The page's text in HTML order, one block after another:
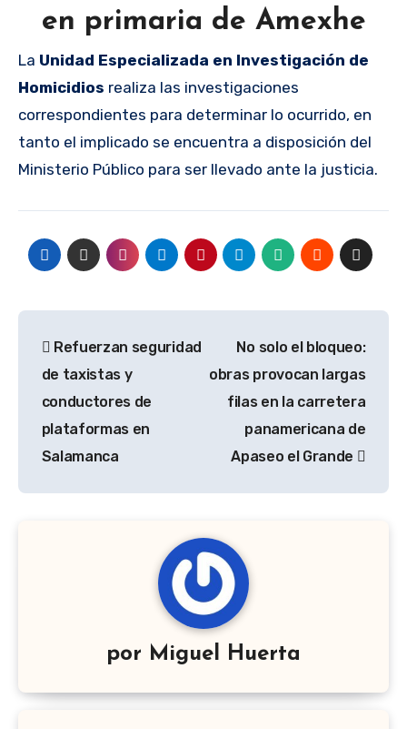
en primaria de Amexhe
La Unidad Especializada en Investigación de
Homicidios realiza las investigaciones
correspondientes para determinar lo ocurrido, en
tanto el implicado se encuentra a disposición del
Ministerio Público para ser llevado ante la justicia.
de
entradas
Refuerzan seguridad
de taxistas y
conductores de
plataformas en
Salamanca
No solo el bloqueo:
obras provocan largas
filas en la carretera
panamericana de
Apaseo el Grande
por Miguel Huerta